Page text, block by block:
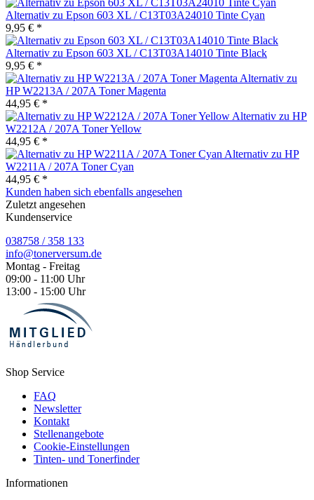
Alternativ zu Epson 603 XL / C13T03A24010 Tinte Cyan
9,95 € *
Alternativ zu Epson 603 XL / C13T03A14010 Tinte Black
9,95 € *
Alternativ zu
HP W2213A / 207A Toner Magenta
44,95 € *
Alternativ zu HP
W2212A / 207A Toner Yellow
44,95 € *
Alternativ zu HP
W2211A / 207A Toner Cyan
44,95 € *
Kunden haben sich ebenfalls angesehen
Zuletzt angesehen
Kundenservice
038758 / 358 133
info@tonerversum.de
Montag - Freitag
09:00 - 11:00 Uhr
13:00 - 15:00 Uhr
Shop Service
FAQ
Newsletter
Kontakt
Stellenangebote
Cookie-Einstellungen
Tinten- und Tonerfinder
Informationen